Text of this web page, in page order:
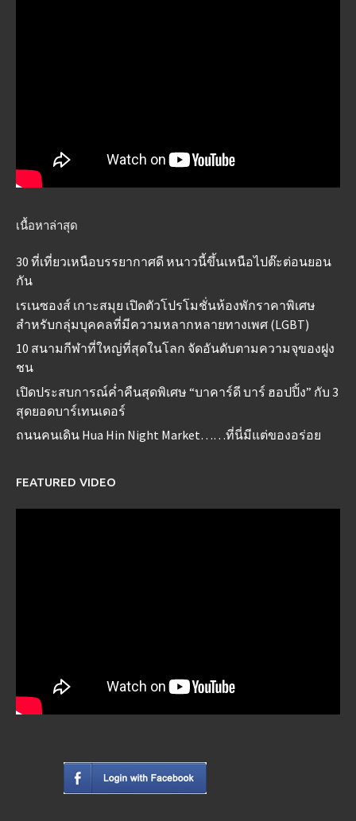
เนื้อหาล่าสุด
30 ที่เที่ยวเหนือบรรยากาศดี หนาวนี้ขึ้นเหนือไปต๊ะต่อนยอน
กัน
เรเนซองส์ เกาะสมุย เปิดตัวโปรโมชั่นห้องพักราคาพิเศษ
สำหรับกลุ่มบุคคลที่มีความหลากหลายทางเพศ (LGBT)
10 สนามกีฬาที่ใหญ่ที่สุดในโลก จัดอันดับตามความจุของฝูง
ชน
เปิดประสบการณ์ค่ำคืนสุดพิเศษ “บาคาร์ดี บาร์ ฮอปปิ้ง” กับ 3
สุดยอดบาร์เทนเดอร์
ถนนคนเดิน Hua Hin Night Market……ที่นี่มีแต่ของอร่อย
FEATURED VIDEO